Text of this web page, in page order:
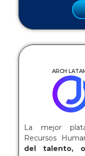
ARCH
La mejor
Recursos
del talento,